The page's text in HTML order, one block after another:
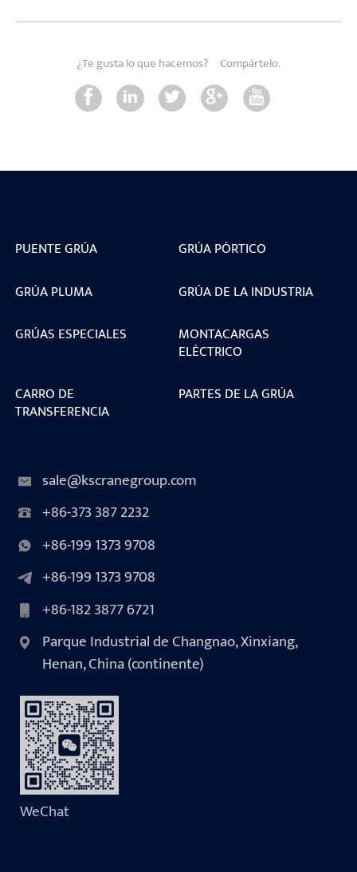
¿Te gusta lo que hacemos? Compártelo.
PUENTE GRÚA
GRÚA PÓRTICO
GRÚA PLUMA
GRÚA DE LA INDUSTRIA
GRÚAS ESPECIALES
MONTACARGAS
ELÉCTRICO
CARRO DE
TRANSFERENCIA
PARTES DE LA GRÚA
sale@kscranegroup.com
+86-373 387 2232
+86-199 1373 9708
+86-199 1373 9708
+86-182 3877 6721
Parque Industrial de Changnao, Xinxiang,
Henan, China (continente)
WeChat